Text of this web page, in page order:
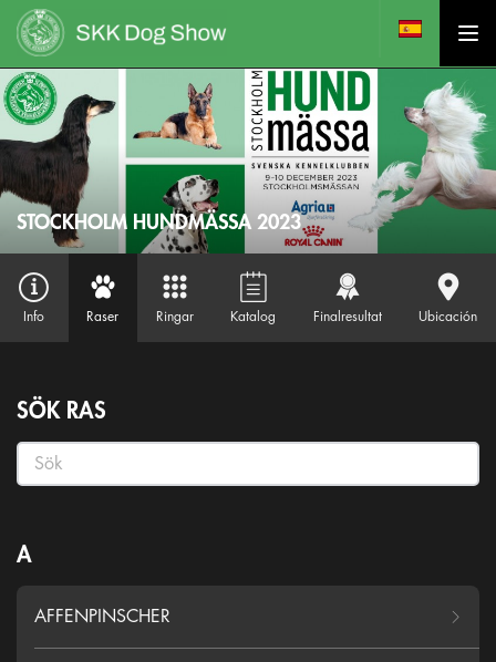
STOCKHOLM HUNDMÄSSA 2023
Info Raser Ringar Katalog Finalresultat Ubicación
SÖK RAS
A
AFFENPINSCHER